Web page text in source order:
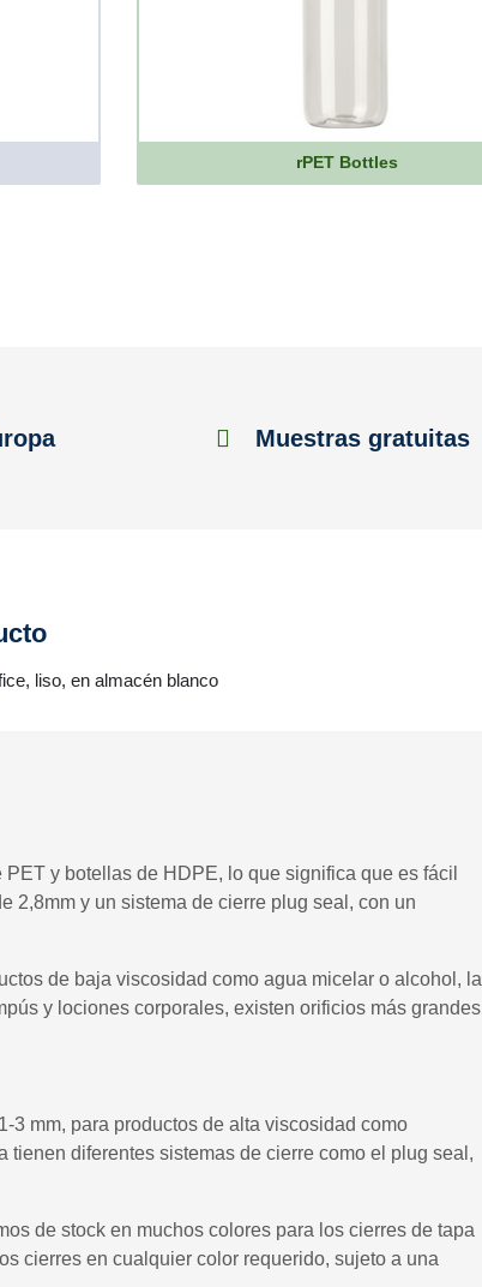
rPET Bottles
Muestras gratuitas
liso, en almacén blanco
y botellas de HDPE, lo que significa que es fácil
2,8mm y un sistema de cierre plug seal, con un
de baja viscosidad como agua micelar o alcohol, la
y lociones corporales, existen orificios más grandes
3 mm, para productos de alta viscosidad como
diferentes sistemas de cierre como el plug seal,
de stock en muchos colores para los cierres de tapa
cierres en cualquier color requerido, sujeto a una